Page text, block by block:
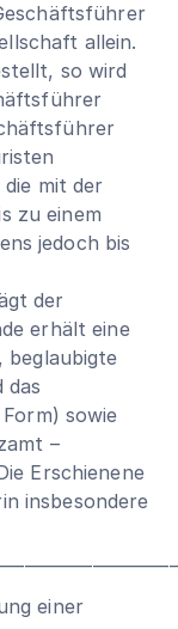
allein.
so wird
mit der
zu einem
jedoch bis
der
erhält eine
beglaubigte
das
sowie
–
Erschienene
insbesondere
einer